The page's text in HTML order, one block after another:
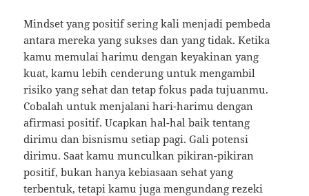
Mindset yang positif sering kali menjadi pembeda
antara mereka yang sukses dan yang tidak. Ketika
kamu memulai harimu dengan keyakinan yang
kuat, kamu lebih cenderung untuk mengambil
risiko yang sehat dan tetap fokus pada tujuanmu.
Cobalah untuk menjalani hari-harimu dengan
afirmasi positif. Ucapkan hal-hal baik tentang
dirimu dan bisnismu setiap pagi. Gali potensi
dirimu. Saat kamu munculkan pikiran-pikiran
positif, bukan hanya kebiasaan sehat yang
terbentuk, tetapi kamu juga mengundang rezeki